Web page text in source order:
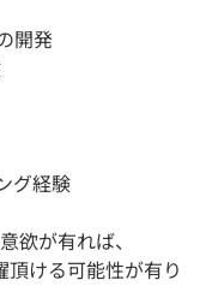
開発
グ経験
欲が有れば、
ける可能性が有り